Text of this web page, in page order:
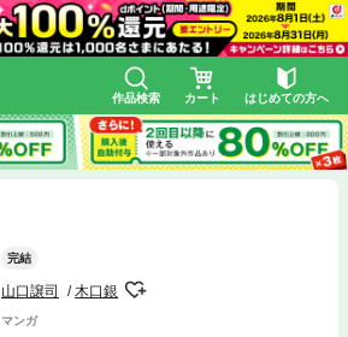
作品検索 カート はじめての方へ
完結
山口譲司 木口銀
マンガ